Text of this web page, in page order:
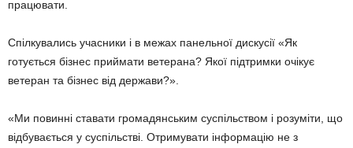
працювати.
Спілкувались учасники і в межах панельної дискусії «Як
готується бізнес приймати ветерана? Якої підтримки очікує
ветеран та бізнес від держави?».
«Ми повинні ставати громадянським суспільством і розуміти, що
відбувається у суспільстві. Отримувати інформацію не з